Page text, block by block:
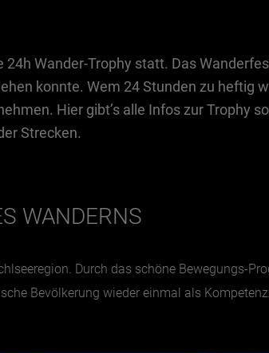
Wander-Trophy statt. Das
konnte. Wem 24 Stunden zu heftig
Hier gibt’s alle Infos zur Trophy
Strecken.
WANDERNS
Durch das schöne Bewegungs-
Bevölkerung wieder einmal als